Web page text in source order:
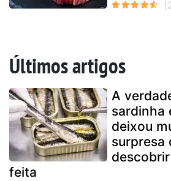
Últimos artigos
A
sardinha
deixou
surpresa
feita